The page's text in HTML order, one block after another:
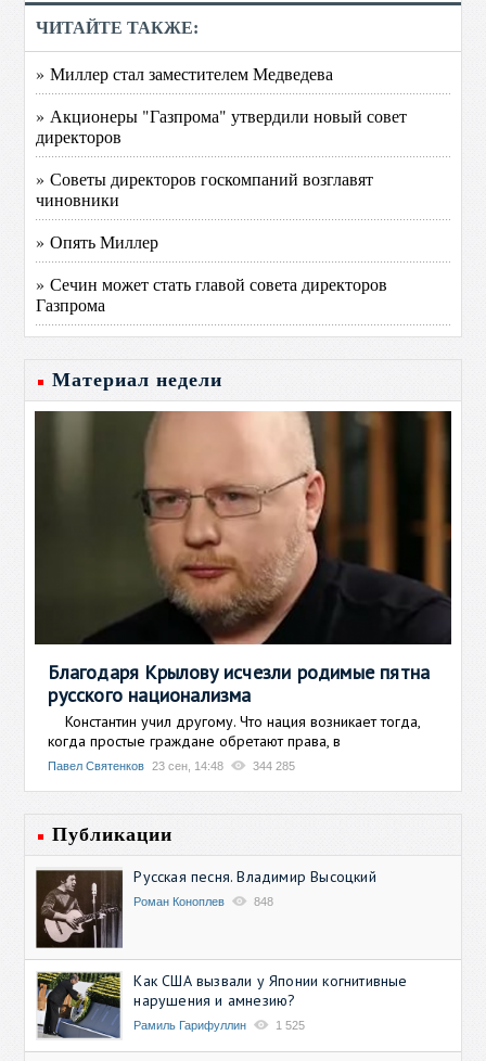
ЧИТАЙТЕ ТАКЖЕ:
» Миллер стал заместителем Медведева
» Акционеры "Газпрома" утвердили новый совет
директоров
» Советы директоров госкомпаний возглавят
чиновники
» Опять Миллер
» Сечин может стать главой совета директоров
Газпрома
Материал недели
Благодаря Крылову исчезли родимые пятна
русского национализма
Константин учил другому. Что нация возникает тогда,
когда простые граждане обретают права, в
Павел Святенков 23 сен, 14:48 344 285
Публикации
Русская песня. Владимир Высоцкий
Роман Коноплев 848
Как США вызвали у Японии когнитивные
нарушения и амнезию?
Рамиль Гарифуллин 1 525